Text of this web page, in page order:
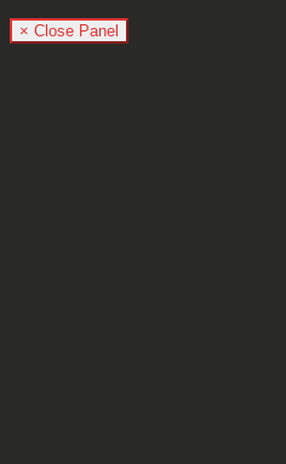
× Close Panel